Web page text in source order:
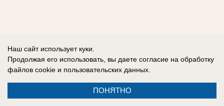
Наш сайт использует куки.
Продолжая его использовать, вы даете согласие на обработку
файлов cookie и пользовательских данных.
ПОНЯТНО